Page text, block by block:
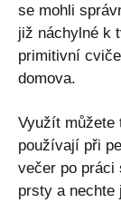
se mohli
již náchylné k
primitivní
domova.
Využít můžete
používají při
večer po práci
prsty a nechte